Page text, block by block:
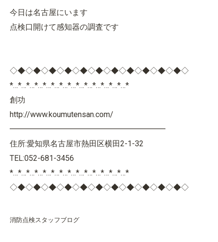
今日は名古屋にいます
点検口開けて感知器の調査です
◇◆◇◆◇◆◇◆◇◆◇◆◇◆◇◆◇◆◇◆◇◆◇
*…*…*…*…*…*…*…*…*…*…*…*…*…*…*
創功
http://www.koumutensan.com/
━━━━━━━━━━━━━━━━━━━━
住所:愛知県名古屋市熱田区横田2-1-32
TEL:052-681-3456
*…*…*…*…*…*…*…*…*…*…*…*…*…*…*
◇◆◇◆◇◆◇◆◇◆◇◆◇◆◇◆◇◆◇◆◇◆◇
消防点検スタッフブログ